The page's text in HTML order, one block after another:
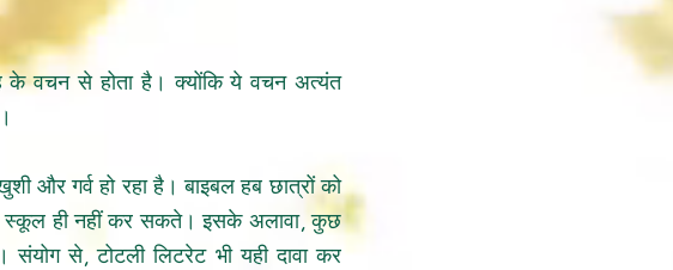
के वचन से होता है। क्योंकि ये वचन अत्यंत
और गर्व हो रहा है। बाइबल हब छात्रों को
स्कूल ही नहीं कर सकते। इसके अलावा, कुछ
से, टोटली लिटरेट भी यही दावा कर